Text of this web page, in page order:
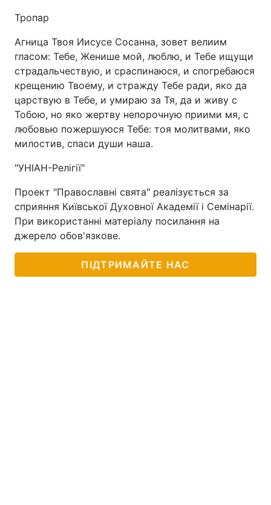
Тропар
Агница Твоя Иисусе Сосанна, зовет велиим
гласом: Тебе, Женише мой, люблю, и Тебе ищущи
страдальчествую, и сраспинаюся, и спогребаюся
крещению Твоему, и стражду Тебе ради, яко да
царствую в Тебе, и умираю за Тя, да и живу с
Тобою, но яко жертву непорочную приими мя, с
любовью пожершуюся Тебе: тоя молитвами, яко
милостив, спаси души наша.
"УНІАН-Релігії"
Проект "Православні свята" реалізується за
сприяння Київської Духовної Академії і Семінарії.
При використанні матеріалу посилання на
джерело обов'язкове.
ПІДТРИМАЙТЕ НАС